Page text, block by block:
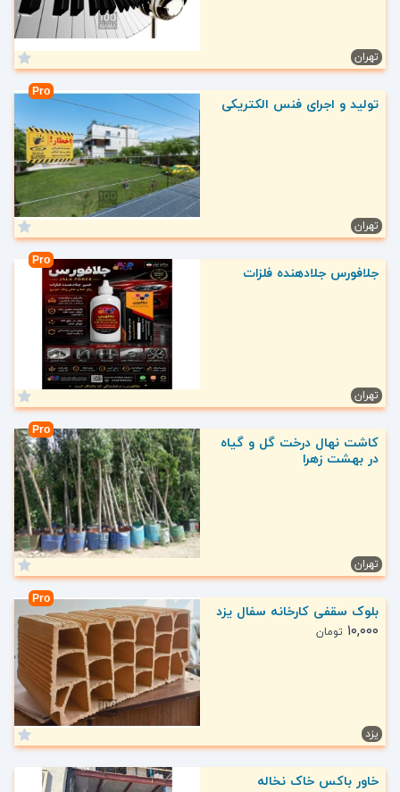
تهران
Pro
تولید و اجرای فنس الکتریکی
تهران
Pro
جلافورس جلادهنده فلزات
تهران
Pro
کاشت نهال درخت گل و گیاه
در بهشت زهرا
تهران
Pro
بلوک سقفی کارخانه سفال یزد
۱۰,۰۰۰ تومان
یزد
خاور باکس خاک نخاله